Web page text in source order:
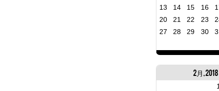
13
14 15 16
20
21 22 23
27
28 29 30
2月, 2018